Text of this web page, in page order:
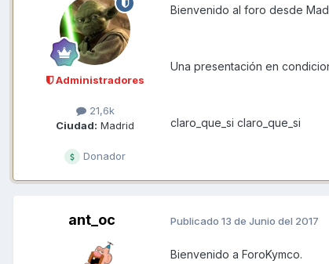
Administradores
21,6k
Ciudad: Madrid
Donador
Bienvenido al foro desde
Una presentación en
claro_que_si claro_que_si
ant_oc Publicado 13 de Junio del 2017
Bienvenido a ForoKymco.